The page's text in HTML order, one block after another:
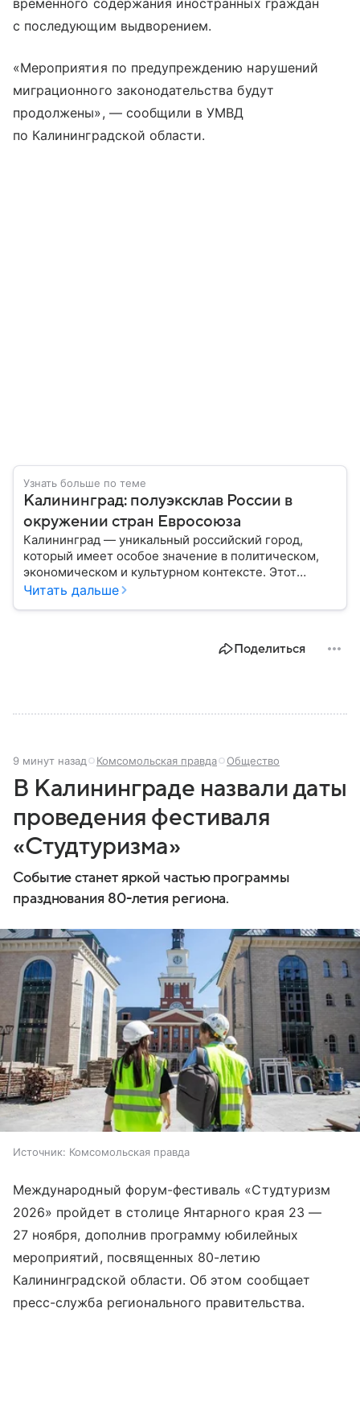
с последующим выдворением.
«Мероприятия по предупреждению нарушений
миграционного законодательства будут
продолжены», — сообщили в УМВД
по Калининградской области.
Узнать больше по теме
Калининград: полуэксклав России в
окружении стран Евросоюза
Калининград — уникальный российский город,
который имеет особое значение в политическом,
экономическом и культурном контексте. Этот
город, расположенный в самом сердце Европы,
Читать дальше
Поделиться
9 минут назад Комсомольская правда Общество
В Калининграде назвали даты
проведения фестиваля
«Студтуризма»
Событие станет яркой частью программы
празднования 80-летия региона.
Источник: Комсомольская правда
Международный форум-фестиваль «Студтуризм
2026» пройдет в столице Янтарного края 23 —
27 ноября, дополнив программу юбилейных
мероприятий, посвященных 80-летию
Калининградской области. Об этом сообщает
пресс-служба регионального правительства.